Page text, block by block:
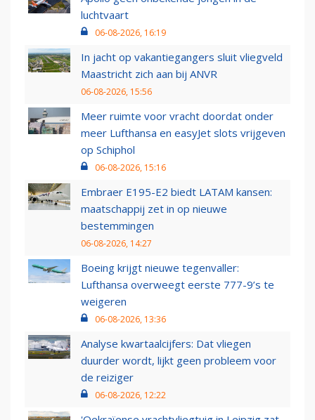
luchtvaart
06-08-2026, 16:19
In jacht op vakantiegangers sluit vliegveld
Maastricht zich aan bij ANVR
06-08-2026, 15:56
Meer ruimte voor vracht doordat onder
meer Lufthansa en easyJet slots vrijgeven
op Schiphol
06-08-2026, 15:16
Embraer E195-E2 biedt LATAM kansen:
maatschappij zet in op nieuwe
bestemmingen
06-08-2026, 14:27
Boeing krijgt nieuwe tegenvaller:
Lufthansa overweegt eerste 777-9’s te
weigeren
06-08-2026, 13:36
Analyse kwartaalcijfers: Dat vliegen
duurder wordt, lijkt geen probleem voor
de reiziger
06-08-2026, 12:22